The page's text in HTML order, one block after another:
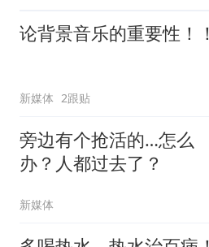
论背景音乐的重要性！！
新媒体 2跟贴
旁边有个抢活的…怎么
办？人都过去了？
新媒体